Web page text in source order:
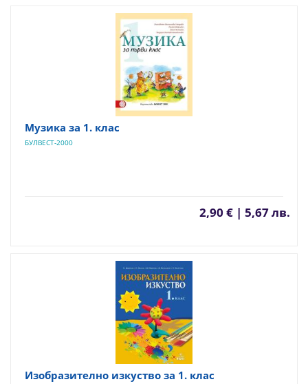
Музика за 1. клас
БУЛВЕСТ-2000
2,90 € | 5,67 лв.
Изобразително изкуство за 1. клас